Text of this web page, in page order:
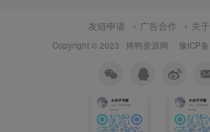
友链申请 广告合作 关
Copyright © 2023 · 烤鸭资源网 · 豫ICP